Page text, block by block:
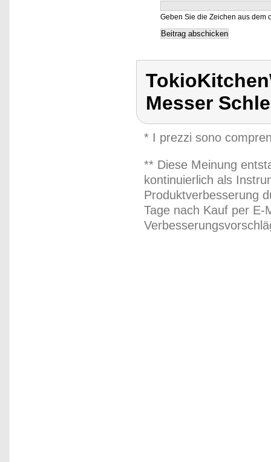
Geben Sie die Zeichen aus dem
Messer
* I prezzi sono
** Diese Meinung
kontinuierlich als
Produktverbesserung
Tage nach Kauf per E-